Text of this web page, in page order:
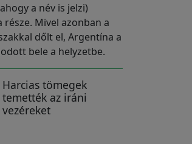
a név is jelzi)
Mivel azonban a
dőlt el, Argentína a
bele a helyzetbe.
Harcias tömegek
temették az iráni
vezéreket